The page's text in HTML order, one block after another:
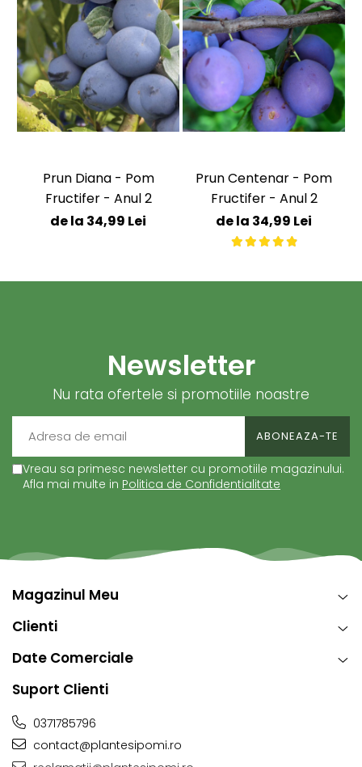
Prun Diana - Pom
Fructifer - Anul 2
de la 34,99 Lei
Prun Centenar - Pom
Fructifer - Anul 2
de la 34,99 Lei
Newsletter
Nu rata ofertele si promotiile noastre
Vreau sa primesc newsletter cu promotiile magazinului.
Afla mai multe in Politica de Confidentialitate
Magazinul Meu
Clienti
Date Comerciale
Suport Clienti
0371785796
contact@plantesipomi.ro